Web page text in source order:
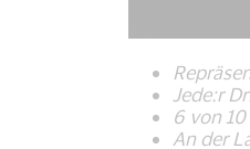
Jede:r
6 von
An der